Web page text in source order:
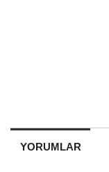
YORUMLAR